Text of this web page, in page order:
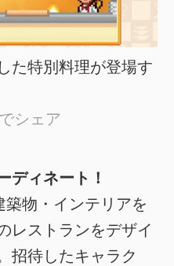
た特別料理が登場す
シェア
ディネート！
物・インテリアを
レストランをデザイ
招待したキャラク